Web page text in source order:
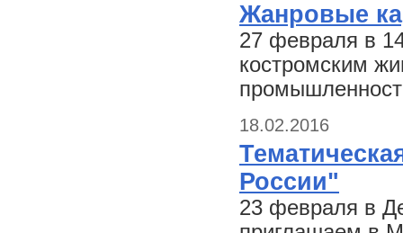
Жанровые
27 февраля в
костромским
18.02.2016
России"
23 февраля в